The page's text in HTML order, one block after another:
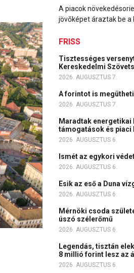
A piacok
jövőképet áraztak be a
FRISS
Tisztességes
Kereskedelmi
2026. AUGUSZTUS 7.
A forintot is
2026. AUGUSZTUS 7.
Maradtak
támogatások és piaci
2026. AUGUSZTUS 6.
Ismét az egykori
2026. AUGUSZTUS 6.
Esik az eső a Duna
2026. AUGUSZTUS 6.
Mérnöki csoda
úszó szélerőmű
2026. AUGUSZTUS 6.
Legendás, tisztán
8 millió forint lesz az
2026. AUGUSZTUS 6.